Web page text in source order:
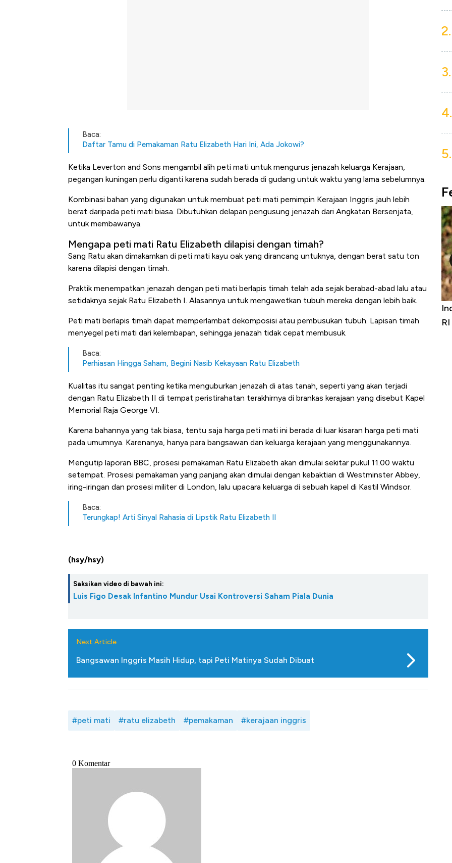
Baca:
Daftar Tamu di Pemakaman Ratu Elizabeth Hari Ini, Ada Jokowi?
Ketika Leverton and Sons mengambil alih peti mati untuk mengurus jenazah keluarga Kerajaan,
pegangan kuningan perlu diganti karena sudah berada di gudang untuk waktu yang lama sebelumnya.
Kombinasi bahan yang digunakan untuk membuat peti mati pemimpin Kerajaan Inggris jauh lebih
berat daripada peti mati biasa. Dibutuhkan delapan pengusung jenazah dari Angkatan Bersenjata,
untuk membawanya.
Mengapa peti mati Ratu Elizabeth dilapisi dengan timah?
Sang Ratu akan dimakamkan di peti mati kayu oak yang dirancang untuknya, dengan berat satu ton
karena dilapisi dengan timah.
Praktik menempatkan jenazah dengan peti mati berlapis timah telah ada sejak berabad-abad lalu atau
setidaknya sejak Ratu Elizabeth I. Alasannya untuk mengawetkan tubuh mereka dengan lebih baik.
Peti mati berlapis timah dapat memperlambat dekomposisi atau pembusukan tubuh. Lapisan timah
menyegel peti mati dari kelembapan, sehingga jenazah tidak cepat membusuk.
Baca:
Perhiasan Hingga Saham, Begini Nasib Kekayaan Ratu Elizabeth
Kualitas itu sangat penting ketika menguburkan jenazah di atas tanah, seperti yang akan terjadi
dengan Ratu Elizabeth II di tempat peristirahatan terakhirnya di brankas kerajaan yang disebut Kapel
Memorial Raja George VI.
Karena bahannya yang tak biasa, tentu saja harga peti mati ini berada di luar kisaran harga peti mati
pada umumnya. Karenanya, hanya para bangsawan dan keluarga kerajaan yang menggunakannya.
Mengutip laporan BBC, prosesi pemakaman Ratu Elizabeth akan dimulai sekitar pukul 11.00 waktu
setempat. Prosesi pemakaman yang panjang akan dimulai dengan kebaktian di Westminster Abbey,
iring-iringan dan prosesi militer di London, lalu upacara keluarga di sebuah kapel di Kastil Windsor.
Baca:
Terungkap! Arti Sinyal Rahasia di Lipstik Ratu Elizabeth II
(hsy/hsy)
Saksikan video di bawah ini:
Luis Figo Desak Infantino Mundur Usai Kontroversi Saham Piala Dunia
Next Article
Bangsawan Inggris Masih Hidup, tapi Peti Matinya Sudah Dibuat
#peti mati #ratu elizabeth #pemakaman #kerajaan inggris
2.
3.
4.
5.
Bangkit dari Kubur! Bisnis Furniture &
Alas Kaki Tumbuh Double Digit
Industri Susu Jadi Bintang Baru Ekonomi
RI